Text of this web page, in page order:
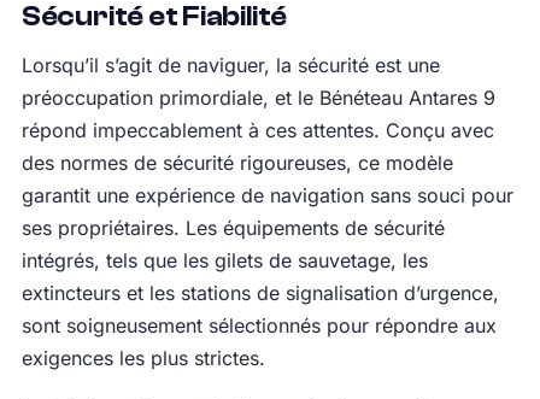
Sécurité et Fiabilité
Lorsqu’il s’agit de naviguer, la sécurité est une
préoccupation primordiale, et le Bénéteau Antares 9
répond impeccablement à ces attentes. Conçu avec
des normes de sécurité rigoureuses, ce modèle
garantit une expérience de navigation sans souci pour
ses propriétaires. Les équipements de sécurité
intégrés, tels que les gilets de sauvetage, les
extincteurs et les stations de signalisation d’urgence,
sont soigneusement sélectionnés pour répondre aux
exigences les plus strictes.